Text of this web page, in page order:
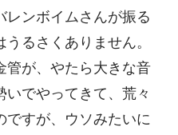
レンボイムさんが振る
るさくありません。
管が、やたら大きな音
でやってきて、荒々
ですが、ウソみたいに